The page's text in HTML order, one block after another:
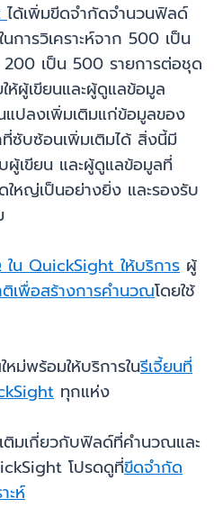
ได้เพิ่มขีดจำกัดจำนวนฟิลด์
ารวิเคราะห์จาก 500 เป็น
เป็น 500 รายการต่อชุด
ห้ผู้เขียนและผู้ดูแลข้อมูล
แปลงเพิ่มเติมแก่ข้อมูลของ
ซับซ้อนเพิ่มเติมได้ สิ่งนี้มี
ผู้เขียน และผู้ดูแลข้อมูลที่
หญ่เป็นอย่างยิ่ง และรองรับ
น QuickSight ให้บริการ ผู้
ติเพื่อสร้างการคำนวณโดยใช้
ม่พร้อมให้บริการในรีเจี้ยนที่
ทุกแห่ง
ติมเกี่ยวกับฟิลด์ที่คำนวณและ
โปรดดูที่ขีดจำกัด
ะห์